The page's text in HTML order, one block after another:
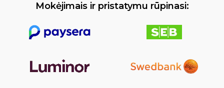
Mokėjimais ir pristatymu rūpinasi: